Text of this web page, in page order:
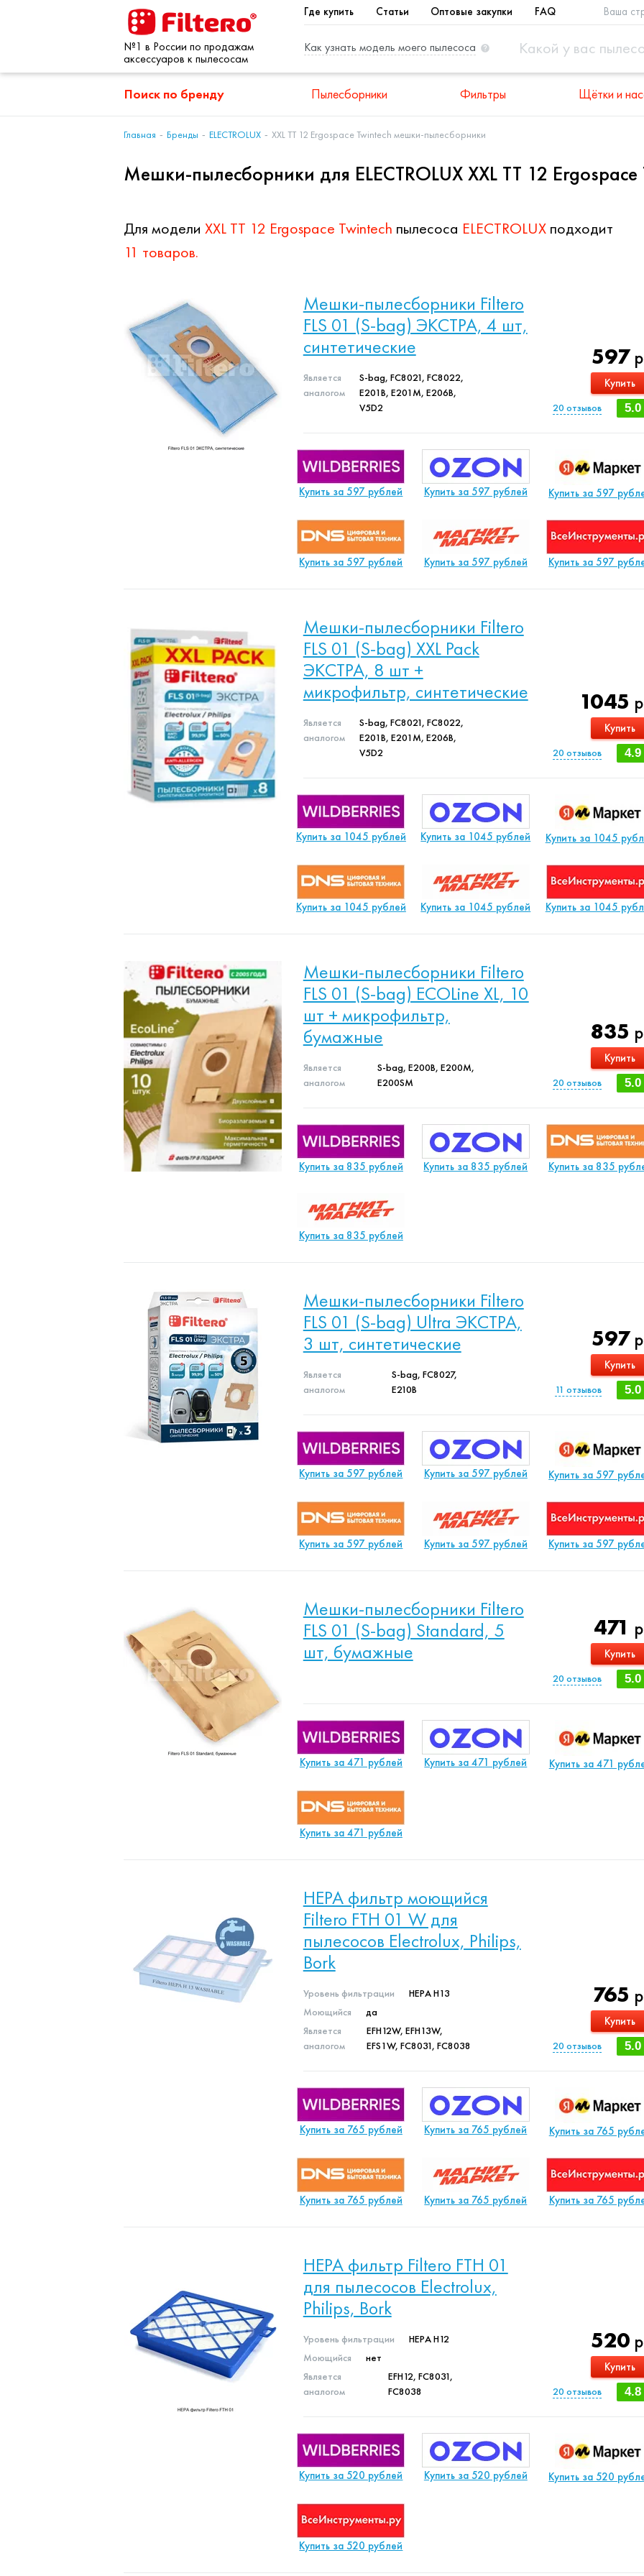
№1 в России по продажам
аксессуаров к пылесосам
Где купить Статьи Оптовые закупки FAQ Ваша
Как узнать модель моего пылесоса
Поиск по бренду Пылесборники Фильтры Щётки и
Главная Бренды ELECTROLUX XXL TT 12 Ergospace Twintech мешки-пылесборники
Мешки-пылесборники для ELECTROLUX XXL TT 12 Ergospace
Для модели XXL TT 12 Ergospace Twintech пылесоса ELECTROLUX подходит
11 товаров.
Мешки-пылесборники Filtero
FLS 01 (S-bag) ЭКСТРА, 4 шт,
синтетические
Является
аналогом
S-bag, FC8021, FC8022,
E201B, E201M, E206B,
V5D2
597
Купить
5.0
20 отзывов
Купить за 597 рублей Купить за 597 рублей Купить за 597
Купить за 597 рублей Купить за 597 рублей Купить за 597
Мешки-пылесборники Filtero
FLS 01 (S-bag) XXL Pack
ЭКСТРА, 8 шт +
микрофильтр, синтетические
Является
аналогом
S-bag, FC8021, FC8022,
E201B, E201M, E206B,
V5D2
1045
Купить
4.9
20 отзывов
Купить за 1045 рублей Купить за 1045 рублей Купить за 1045
Купить за 1045 рублей Купить за 1045 рублей Купить за 1045
Мешки-пылесборники Filtero
FLS 01 (S-bag) ECOLine XL, 10
шт + микрофильтр,
бумажные
Является
аналогом
S-bag, E200B, E200M,
E200SM
835
Купить
5.0
20 отзывов
Купить за 835 рублей Купить за 835 рублей Купить за 835
Купить за 835 рублей
Мешки-пылесборники Filtero
FLS 01 (S-bag) Ultra ЭКСТРА,
3 шт, синтетические
Является
аналогом
S-bag, FC8027,
E210B
597
Купить
5.0
11 отзывов
Купить за 597 рублей Купить за 597 рублей Купить за 597
Купить за 597 рублей Купить за 597 рублей Купить за 597
Мешки-пылесборники Filtero
FLS 01 (S-bag) Standard, 5
шт, бумажные
471
Купить
5.0
20 отзывов
Купить за 471 рублей Купить за 471 рублей Купить за 471
Купить за 471 рублей
HEPA фильтр моющийся
Filtero FTH 01 W для
пылесосов Electrolux, Philips,
Bork
Уровень фильтрации
HEPA H13
Моющийся
да
Является
аналогом
EFH12W, EFH13W,
EFS1W, FC8031, FC8038
765
Купить
5.0
20 отзывов
Купить за 765 рублей Купить за 765 рублей Купить за 765
Купить за 765 рублей Купить за 765 рублей Купить за 765
HEPA фильтр Filtero FTH 01
для пылесосов Electrolux,
Philips, Bork
Уровень фильтрации
HEPA H12
Моющийся
нет
Является
аналогом
EFH12, FC8031,
FC8038
520
Купить
4.8
20 отзывов
Купить за 520 рублей Купить за 520 рублей Купить за 520
Купить за 520 рублей